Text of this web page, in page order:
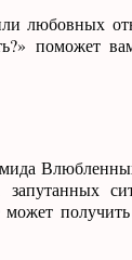
любовных
поможет
запутанных
получить